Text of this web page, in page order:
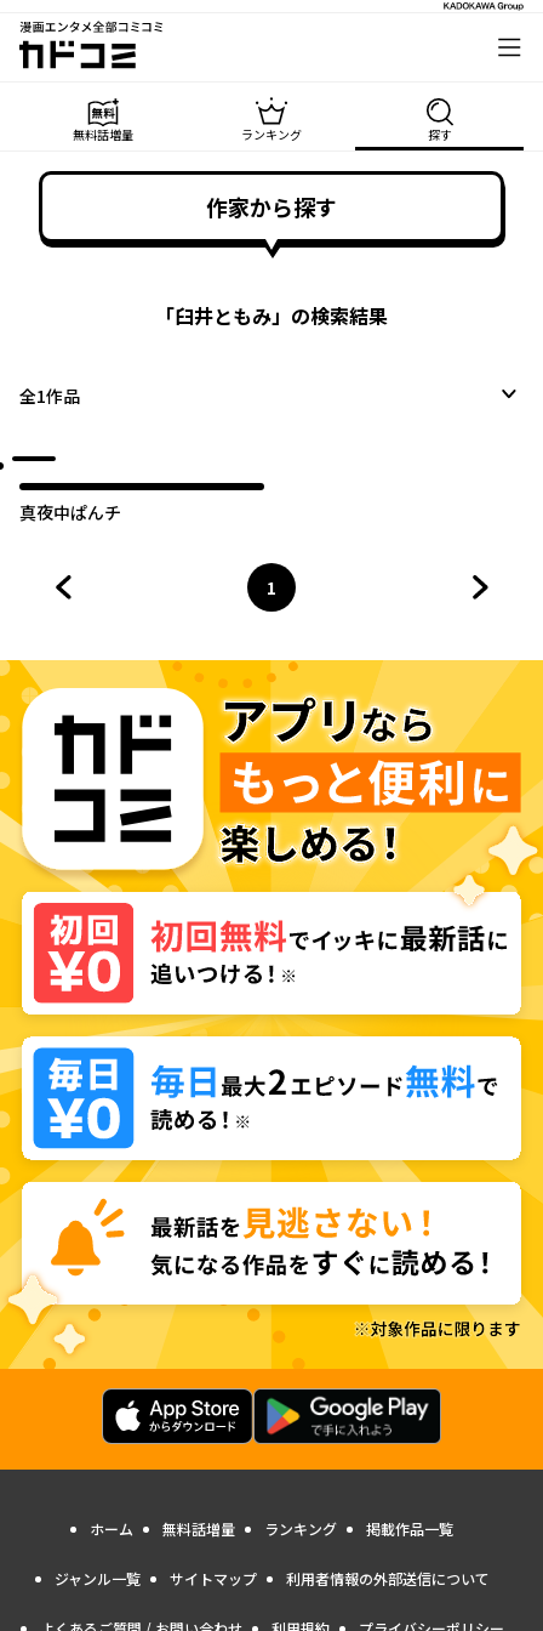
漫画エンタメ全部コミコミ
カドコミ
無料話増量 ランキング 探す
作家から探す
「臼井ともみ」の検索結果
全1作品
真夜中ぱんチ
ページ
1
へ
ホーム 無料話増量 ランキング 掲載作品一覧
ジャンル一覧 サイトマップ 利用者情報の外部送信について